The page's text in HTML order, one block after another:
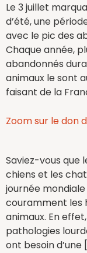
Le 3 juillet
d’été, une
avec le pic des
Chaque année,
abandonnés
animaux le sont
faisant de la
Zoom sur le don
Saviez-vous que
chiens et les
journée
couramment les
animaux. En
pathologies
ont besoin d’une